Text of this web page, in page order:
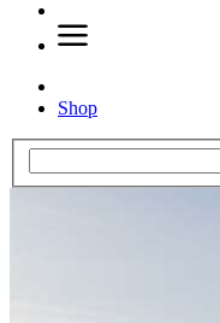
Shop